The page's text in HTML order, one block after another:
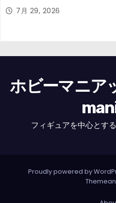
7月 29, 2026
ホビーマニア
フィギュアを中心とす
Proudly powered by